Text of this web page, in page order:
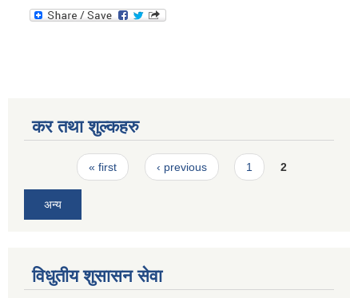
कर तथा शुल्कहरु
Pages« first ‹ previous 1 2
अन्य
विधुतीय शुसासन सेवा